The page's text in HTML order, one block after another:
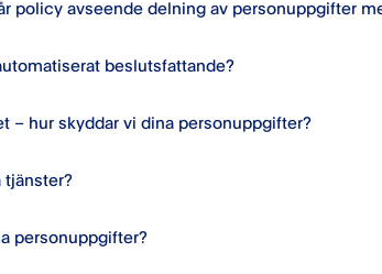
policy avseende delning av personuppgifter
beslutsfattande?
– hur skyddar vi dina personuppgifter?
tjänster?
personuppgifter?